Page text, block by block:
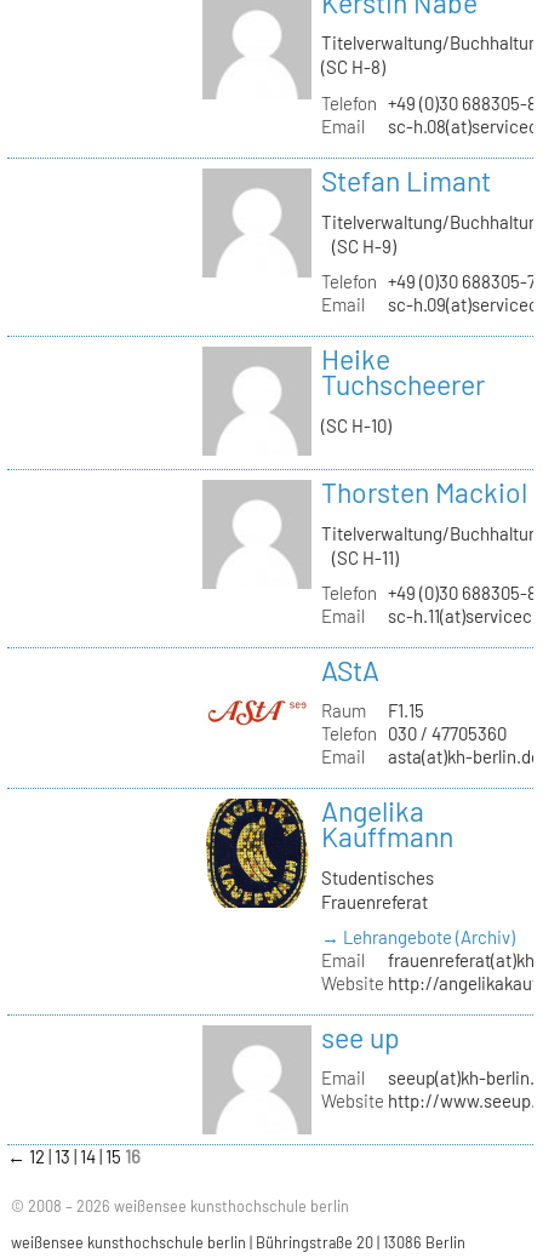
Titelverwaltung/
(SC H-8)
Telefon +49 (0)30 688305-
Email
sc-
Stefan Limant
Titelverwaltung/
(SC H-9)
Telefon +49 (0)30 688305-
Email
sc-
Heike
Tuchscheerer
(SC H-10)
Thorsten Mackiol
Titelverwaltung/
(SC H-11)
Telefon +49 (0)30 688305-
Email
sc-
AStA
Raum
F1.15
Telefon
030 / 47705360
Email
asta(at)kh-berlin.de
Angelika
Kauffmann
Studentisches
Frauenreferat
→ Lehrangebote (Archiv)
Email
Website http://
see up
Email
seeup(at)kh-
Website http://
← 12 13 14 15 16
© 2008 – 2026 weißensee kunsthochschule berlin
weißensee kunsthochschule berlin | Bühringstraße 20 | 13086 Berlin